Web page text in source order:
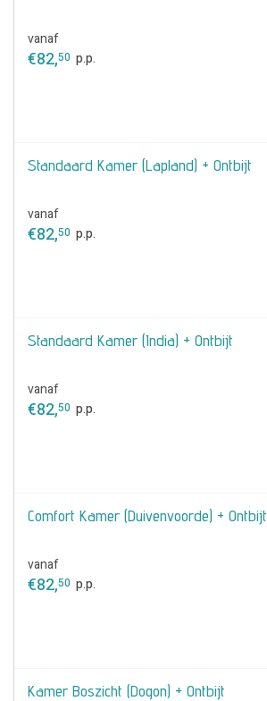
vanaf
€82,50 p.p.
Standaard Kamer (Lapland) + Ontbijt
vanaf
€82,50 p.p.
Standaard Kamer (India) + Ontbijt
vanaf
€82,50 p.p.
Comfort Kamer (Duivenvoorde) + Ontbijt
vanaf
€82,50 p.p.
Kamer Boszicht (Dogon) + Ontbijt